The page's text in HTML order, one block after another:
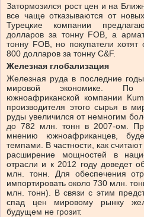
Затормозился рост цен и на
все чаще отказываются от новых
Турецкие компании
долларов за тонну FOB, а
тонну FOB, но покупатели хотят
800 долларов за тонну C&F.
Железная глобализация
Железная руда в последние
мировой экономике. По
южноафриканской компании
производителя этого сырья в
руды увеличился от немногим
до 782 млн. тонн в 2007-ом.
мнению южноафриканцев,
темпами. В частности, как
расширение мощностей в
отрасли и к 2012 году доведет
млн. тонн. Для обеспечения
импортировать около 730 млн.
млн. тонн). В связи с этим
спад цен мировому рынку
будущем не грозит.